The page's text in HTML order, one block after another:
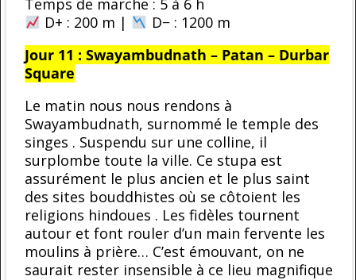
D+ : 200 m |
D− : 1200 m
Jour 11 : Swayambudnath – Patan – Durbar
Square
Le matin nous nous rendons à
Swayambudnath, surnommé le temple des
singes . Suspendu sur une colline, il
surplombe toute la ville. Ce stupa est
assurément le plus ancien et le plus saint
des sites bouddhistes où se côtoient les
religions hindoues . Les fidèles tournent
autour et font rouler d’un main fervente les
moulins à prière… C’est émouvant, on ne
saurait rester insensible à ce lieu magnifique